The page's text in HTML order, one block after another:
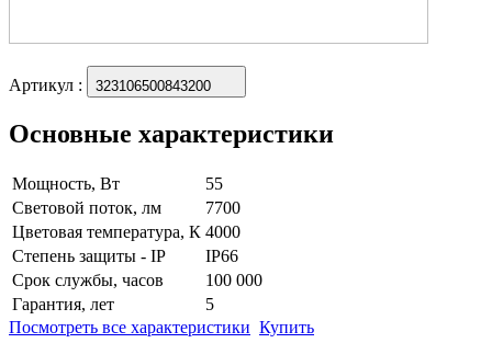
Артикул : 323106500843200
Основные характеристики
Мощность, Вт
55
Световой поток, лм
7700
Цветовая температура, К 4000
Степень защиты - IP
IP66
Срок службы, часов
100 000
Гарантия, лет
5
Посмотреть все характеристики Купить